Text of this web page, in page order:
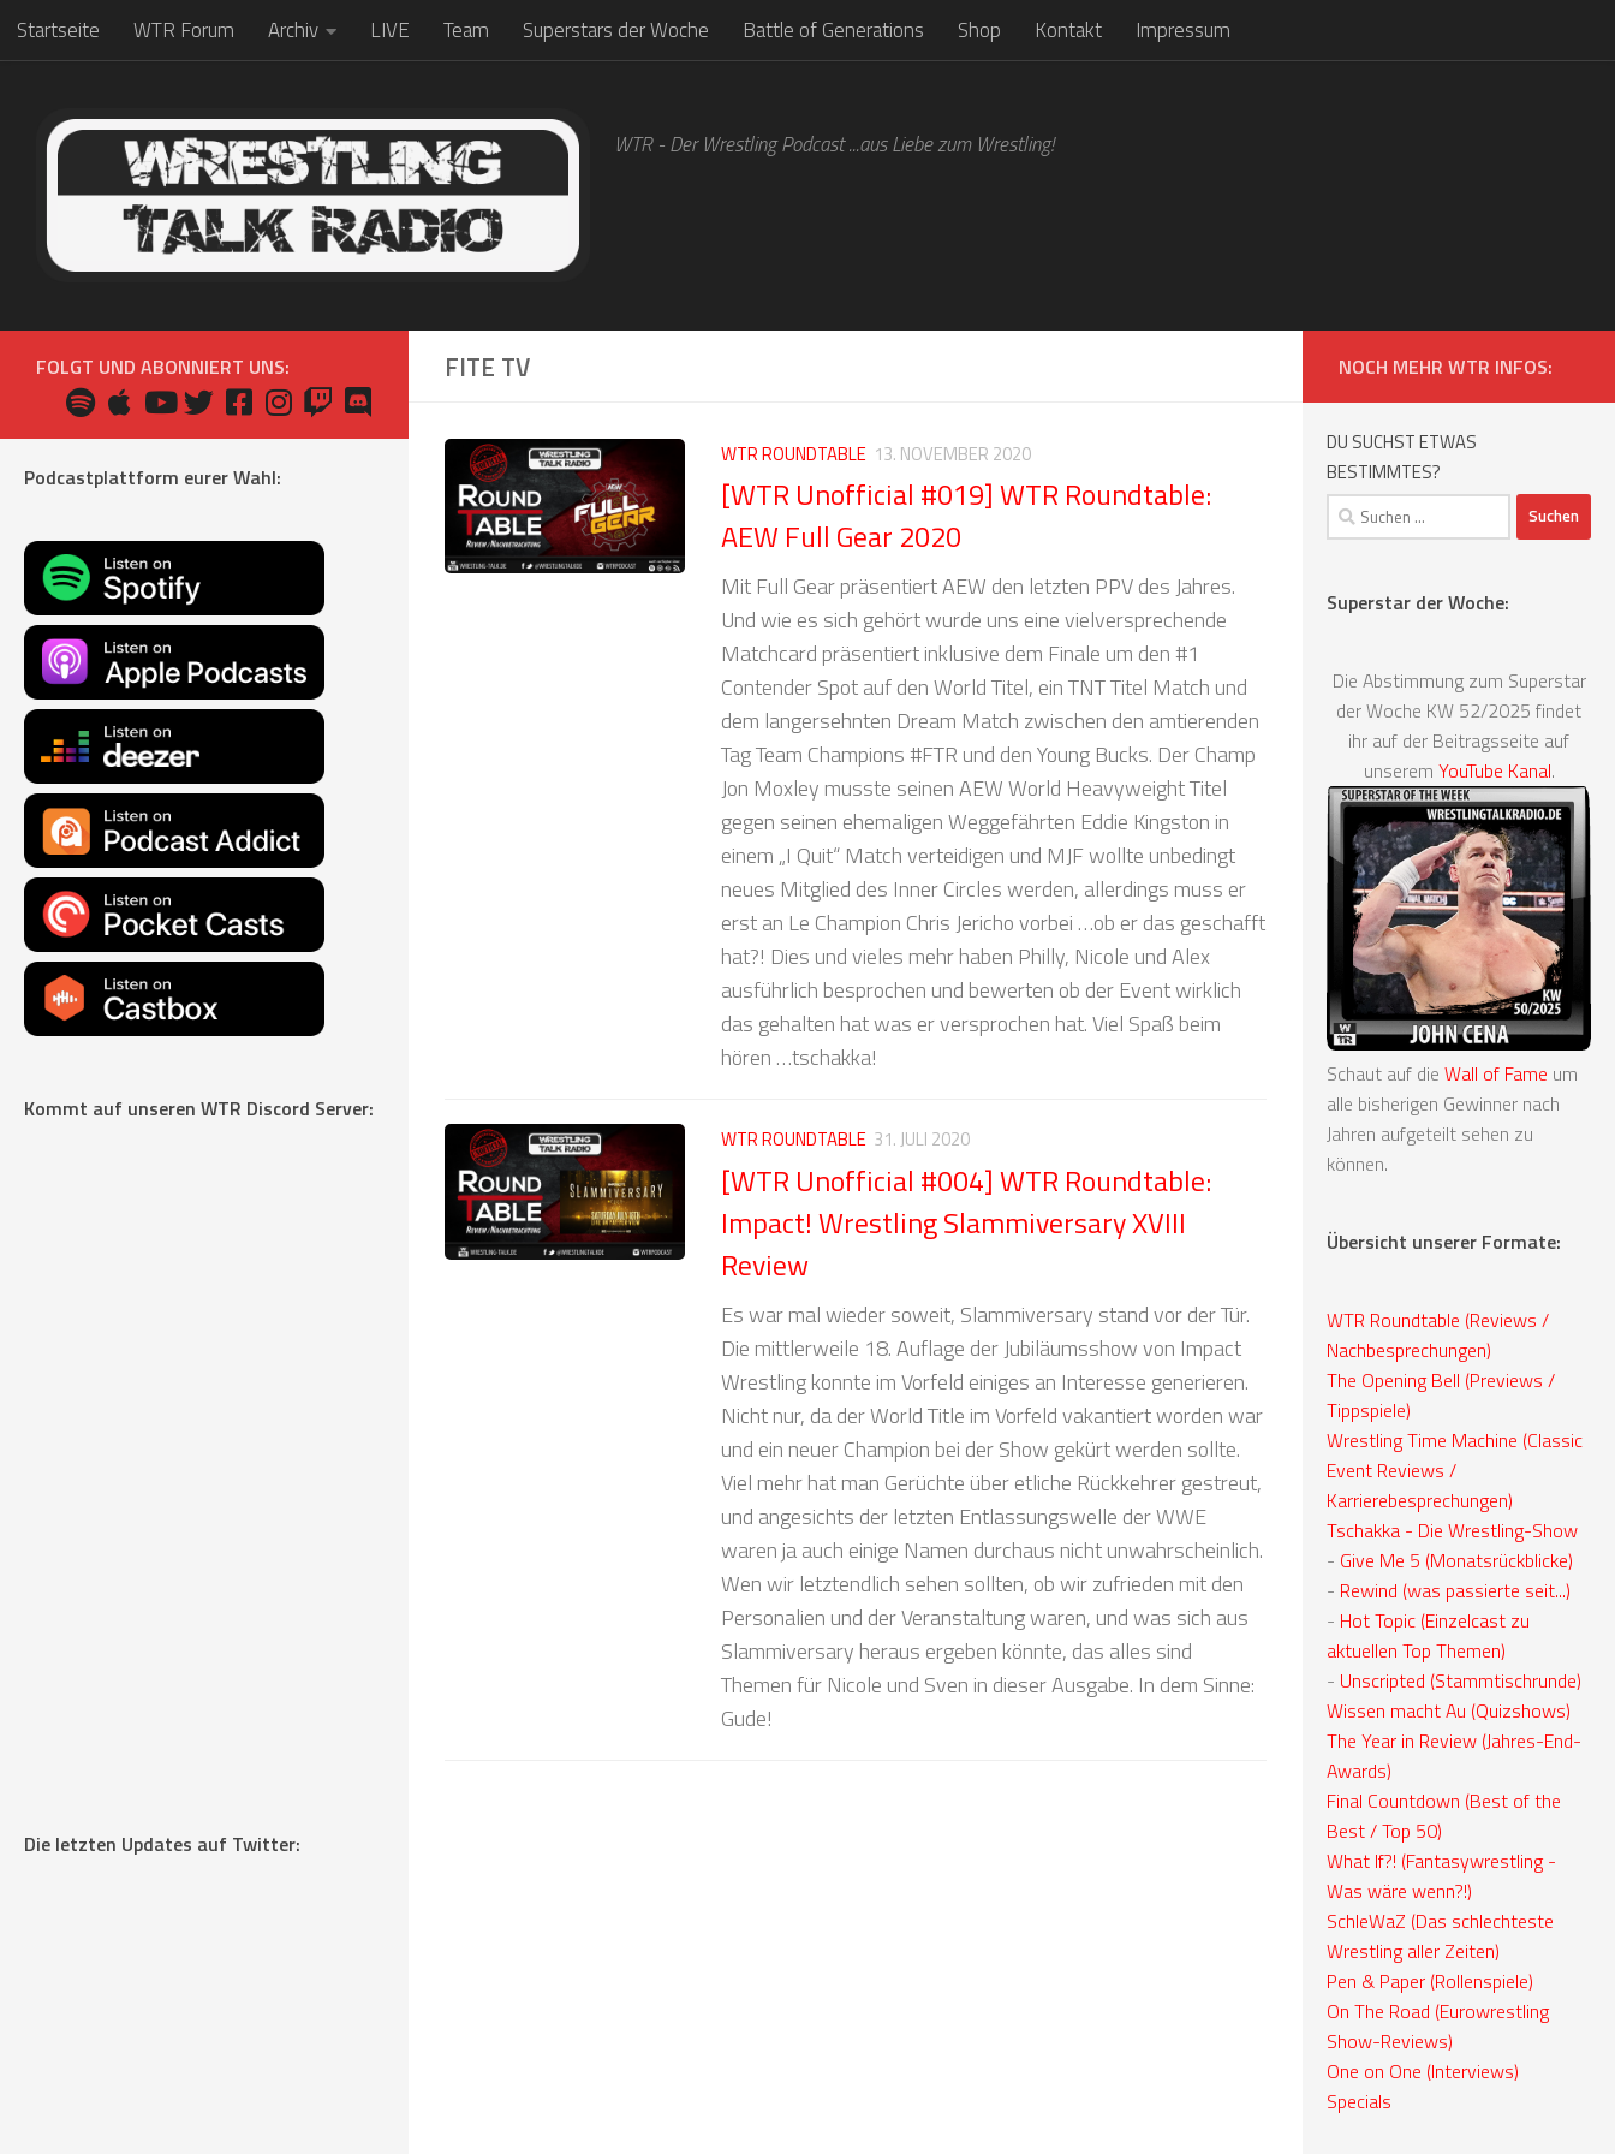
Zum Inhalt springen
Startseite WTR Forum Archiv LIVE Team Superstars der Woche Battle of Generations Shop Kontakt Impressum
WTR - Der Wrestling Podcast ...aus Liebe zum Wrestling!
FITE TV
WTR ROUNDTABLE 13. NOVEMBER 2020
[WTR Unofficial #019] WTR Roundtable:
AEW Full Gear 2020
Mit Full Gear präsentiert AEW den letzten PPV des Jahres.
Und wie es sich gehört wurde uns eine vielversprechende
Matchcard präsentiert inklusive dem Finale um den #1
Contender Spot auf den World Titel, ein TNT Titel Match und
dem langersehnten Dream Match zwischen den amtierenden
Tag Team Champions #FTR und den Young Bucks. Der Champ
Jon Moxley musste seinen AEW World Heavyweight Titel
gegen seinen ehemaligen Weggefährten Eddie Kingston in
einem „I Quit“ Match verteidigen und MJF wollte unbedingt
neues Mitglied des Inner Circles werden, allerdings muss er
erst an Le Champion Chris Jericho vorbei …ob er das geschafft
hat?! Dies und vieles mehr haben Philly, Nicole und Alex
ausführlich besprochen und bewerten ob der Event wirklich
das gehalten hat was er versprochen hat. Viel Spaß beim
hören …tschakka!
WTR ROUNDTABLE 31. JULI 2020
[WTR Unofficial #004] WTR Roundtable:
Impact! Wrestling Slammiversary XVIII
Review
Es war mal wieder soweit, Slammiversary stand vor der Tür.
Die mittlerweile 18. Auflage der Jubiläumsshow von Impact
Wrestling konnte im Vorfeld einiges an Interesse generieren.
Nicht nur, da der World Title im Vorfeld vakantiert worden war
und ein neuer Champion bei der Show gekürt werden sollte.
Viel mehr hat man Gerüchte über etliche Rückkehrer gestreut,
und angesichts der letzten Entlassungswelle der WWE
waren ja auch einige Namen durchaus nicht unwahrscheinlich.
Wen wir letztendlich sehen sollten, ob wir zufrieden mit den
Personalien und der Veranstaltung waren, und was sich aus
Slammiversary heraus ergeben könnte, das alles sind
Themen für Nicole und Sven in dieser Ausgabe. In dem Sinne:
Gude!
FOLGT UND ABONNIERT UNS:
Podcastplattform eurer Wahl:
Kommt auf unseren WTR Discord Server:
Die letzten Updates auf Twitter:
NOCH MEHR WTR INFOS:
DU SUCHST ETWAS
BESTIMMTES?
Suchen
nach:
Superstar der Woche:
Die Abstimmung zum Superstar
der Woche KW 52/2025 findet
ihr auf der Beitragsseite auf
unserem YouTube Kanal.
Schaut auf die Wall of Fame um
alle bisherigen Gewinner nach
Jahren aufgeteilt sehen zu
können.
Übersicht unserer Formate:
WTR Roundtable (Reviews /
Nachbesprechungen)
The Opening Bell (Previews /
Tippspiele)
Wrestling Time Machine (Classic
Event Reviews /
Karrierebesprechungen)
Tschakka - Die Wrestling-Show
- Give Me 5 (Monatsrückblicke)
- Rewind (was passierte seit...)
- Hot Topic (Einzelcast zu
aktuellen Top Themen)
- Unscripted (Stammtischrunde)
Wissen macht Au (Quizshows)
The Year in Review (Jahres-End-
Awards)
Final Countdown (Best of the
Best / Top 50)
What If?! (Fantasywrestling -
Was wäre wenn?!)
SchleWaZ (Das schlechteste
Wrestling aller Zeiten)
Pen & Paper (Rollenspiele)
On The Road (Eurowrestling
Show-Reviews)
One on One (Interviews)
Specials